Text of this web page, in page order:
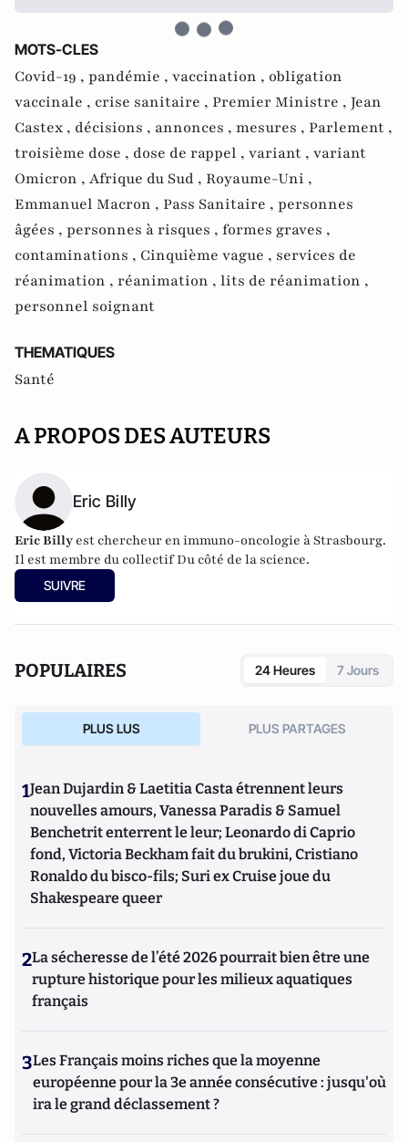
MOTS-CLES
Covid-19 , pandémie , vaccination , obligation
vaccinale , crise sanitaire , Premier Ministre , Jean
Castex , décisions , annonces , mesures , Parlement ,
troisième dose , dose de rappel , variant , variant
Omicron , Afrique du Sud , Royaume-Uni ,
Emmanuel Macron , Pass Sanitaire , personnes
âgées , personnes à risques , formes graves ,
contaminations , Cinquième vague , services de
réanimation , réanimation , lits de réanimation ,
personnel soignant
THEMATIQUES
Santé
A PROPOS DES AUTEURS
Eric Billy
Eric Billy est chercheur en immuno-oncologie à Strasbourg.
Il est membre du collectifDu côté de la science.
SUIVRE
POPULAIRES 24 Heures 7 Jours
PLUS LUS PLUS PARTAGES
1Jean Dujardin & Laetitia Casta étrennent leurs
nouvelles amours, Vanessa Paradis & Samuel
Benchetrit enterrent le leur; Leonardo di Caprio
fond, Victoria Beckham fait du brukini, Cristiano
Ronaldo du bisco-fils; Suri ex Cruise joue du
Shakespeare queer
2La sécheresse de l’été 2026 pourrait bien être une
rupture historique pour les milieux aquatiques
français
3Les Français moins riches que la moyenne
européenne pour la 3e année consécutive : jusqu'où
ira le grand déclassement ?